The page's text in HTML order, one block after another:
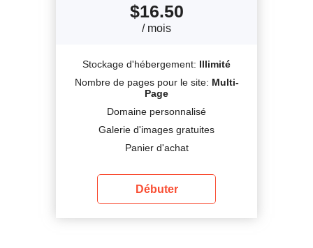
$16.50
/ mois
Stockage d'hébergement: Illimité
Nombre de pages pour le site: Multi-
Page
Domaine personnalisé
Galerie d'images gratuites
Panier d'achat
Débuter